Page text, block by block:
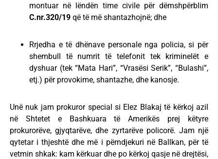
montuar në lëndën time civile për dëmshpërblim
C.nr.320/19 që të më shantazhojnë; dhe
Rrjedha e të dhënave personale nga policia, si për
shembull të numrit të telefonit tek kriminelët e
dyshuar (tek “Mata Hari”, “Vrasësi Serik”, “Bulashi”,
etj.) për provokime, shantazhe, dhe kanosje.
Unë nuk jam prokuror special si Elez Blakaj të kërkoj azil
në Shtetet e Bashkuara të Amerikës prej këtyre
prokurorëve, gjyqtarëve, dhe zyrtarëve policorë. Jam një
qytetar i thjeshtë dhe më i përndjekuri në Ballkan, për të
vetmin shkak: kam kërkuar dhe po kërkoj qasje në drejtësi,